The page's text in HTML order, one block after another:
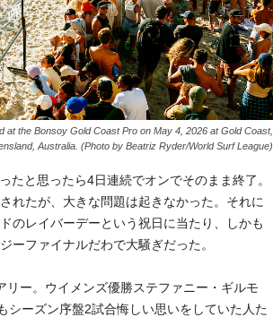
the Bonsoy Gold Coast Pro on May 4, 2026 at Gold Coast,
Australia. (Photo by Beatriz Ryder/World Surf League)
と思ったら4日連続でオンでそのまま終了。
れたが、大きな問題は起きなかった。それに
のレイバーデーという祝日に当たり、しかも
ーファイナルだわで大騒ぎだった。
リー。ウイメンズ優勝ステファニー・ギルモ
シーズン序盤2試合悔しい思いをしていた人た